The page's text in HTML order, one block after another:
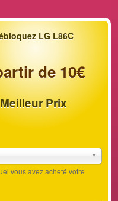
LG L86C
de 10€
Meilleur Prix
vous avez acheté votre